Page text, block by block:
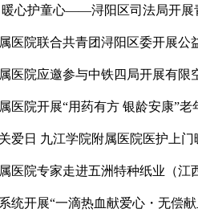
暖心护童心——浔阳区司法局开展
医院联合共青团浔阳区委开展公
医院应邀参与中铁四局开展有限
医院开展“用药有方 银龄安康”
爱日 九江学院附属医院医护上
医院专家走进五洲特种纸业（江
统开展“一滴热血献爱心・无偿